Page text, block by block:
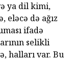
ya dil kimi,
eləcə də ağız
ifadə
selikli
halları var. Bu